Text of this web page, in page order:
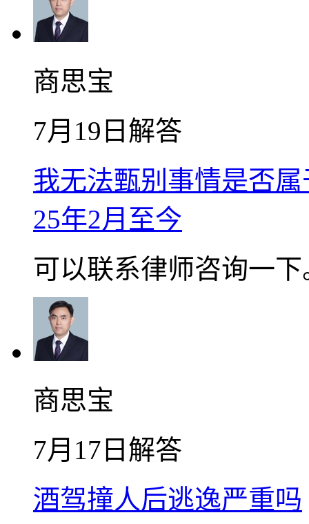
商思宝
7月19日解答
我无法甄别事情是否
25年2月至今
可以联系律师咨询一下
商思宝
7月17日解答
酒驾撞人后逃逸严重吗